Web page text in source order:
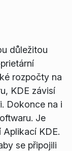
důležitou
rozpočty na
KDE závisí
Dokonce na i
Je
KDE.
se připojili